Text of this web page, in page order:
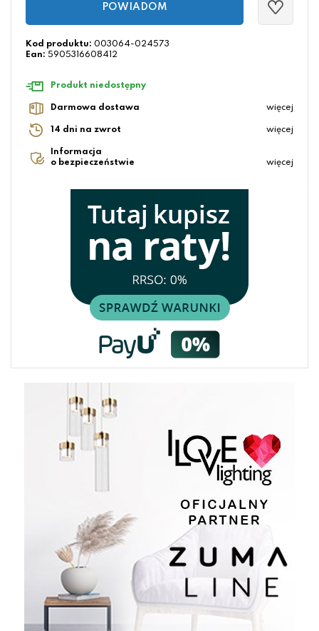
POWIADOM
Kod produktu: 003064-024573
Ean: 5905316608412
Produkt niedostępny
Darmowa dostawa więcej
14 dni na zwrot więcej
Informacja
o bezpieczeństwie
więcej